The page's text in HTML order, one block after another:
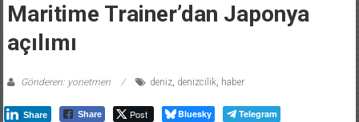
Maritime Trainer’dan Japonya
açılımı
Gönderen: yonetmen deniz, denizcilik, haber
Share Share Post Bluesky Telegram